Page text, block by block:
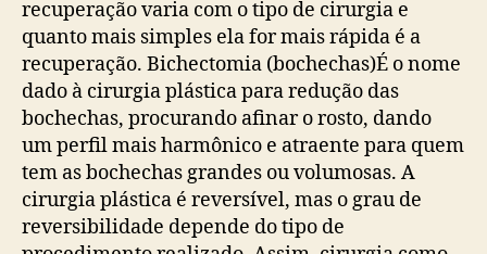
recuperação varia com o tipo de cirurgia e
quanto mais simples ela for mais rápida é a
recuperação. Bichectomia (bochechas)É o nome
dado à cirurgia plástica para redução das
bochechas, procurando afinar o rosto, dando
um perfil mais harmônico e atraente para quem
tem as bochechas grandes ou volumosas. A
cirurgia plástica é reversível, mas o grau de
reversibilidade depende do tipo de